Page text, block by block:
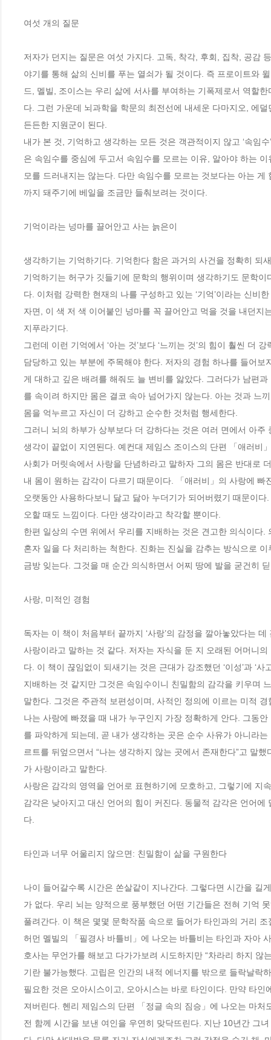
여섯 개의 질문
저자가 던지는 질문은 여섯 가지다. 고독, 착각, 후회, 집착, 공감
야기를 통해 삶의 신비를 푸는 열쇠가 될 것이다. 즉 프로이트와
드, 멜빌, 조이스는 우리 삶에 서사를 부여하는 기폭제로서 역할
다. 그런 가운데 뇌과학을 학문의 최전선에 내세운 다마지오, 에
든든한 지원군이 된다.
내가 본 것, 기억하고 생각하는 모든 것은 객관적이지 않고 ‘속임
은 속임수를 중심에 두고서 속임수를 모르는 이유, 알아야 하는
모를 드러내지는 않는다. 다만 속임수를 모르는 것보다는 아는
까지 돼주기에 베일을 조금만 들춰보려는 것이다.
기억이라는 넝마를 끌어안고 사는 늙은이
생각하기는 기억하기다. 기억한다 함은 과거의 사건을 정확히 되
기억하기는 허구가 깃들기에 문학의 행위이며 생각하기도 문학
다. 이처럼 강력한 현재의 나를 구성하고 있는 ‘기억’이라는 신
자면, 이 색 저 색 이어붙인 넝마를 꼭 끌어안고 먹을 것을 내던
지푸라기다.
그런데 이런 기억에서 ‘아는 것’보다 ‘느끼는 것’의 힘이 훨씬 더
담당하고 있는 부분에 주목해야 한다. 저자의 경험 하나를 들어
게 대하고 깊은 배려를 해줘도 늘 변비를 앓았다. 그러다가 남편
를 속이려 하지만 몸은 결코 속아 넘어가지 않는다. 아는 것과 느
몸을 억누르고 자신이 더 강하고 순수한 것처럼 행세한다.
그러니 뇌의 하부가 상부보다 더 강하다는 것은 여러 면에서 아
생각이 끝없이 지연된다. 예컨대 제임스 조이스의 단편 「애러비
사회가 머릿속에서 사랑을 단념하라고 말하자 그의 몸은 반대로
내 몸이 원하는 감각이 다르기 때문이다. 「애러비」의 사랑에
오랫동안 사용하다보니 닳고 닳아 누더기가 되어버렸기 때문이
오할 때도 느낌이다. 다만 생각이라고 착각할 뿐이다.
한편 일상의 수면 위에서 우리를 지배하는 것은 견고한 의식이다
혼자 일을 다 처리하는 척한다. 진화는 진실을 감추는 방식으로
금방 잊는다. 그것을 매 순간 의식하면서 어찌 땅에 발을 굳건히
사랑, 미적인 경험
독자는 이 책이 처음부터 끝까지 ‘사랑’의 감정을 깔아놓았다는
사랑이라고 말하는 것 같다. 저자는 자식을 둔 지 오래된 어머니
다. 이 책이 끊임없이 되새기는 것은 근대가 강조했던 ‘이성’과 ‘
지배하는 것 같지만 그것은 속임수이니 친밀함의 감각을 키우며
말한다. 그것은 주관적 보편성이며, 사적인 정의에 이르는 미적
나는 사랑에 빠졌을 때 내가 누구인지 가장 정확하게 안다. 그동
를 파악하게 되는데, 곧 내가 생각하는 곳은 순수 사유가 아니라
르트를 뒤엎으면서 “나는 생각하지 않는 곳에서 존재한다”고 말
가 사랑이라고 말한다.
사랑은 감각의 영역을 언어로 표현하기에 모호하고, 그렇기에 지
감각은 낮아지고 대신 언어의 힘이 커진다. 동물적 감각은 언어
다.
타인과 너무 어울리지 않으면: 친밀함이 삶을 구원한다
나이 들어갈수록 시간은 쏜살같이 지나간다. 그렇다면 시간을 길
가 없다. 우리 뇌는 양적으로 풍부했던 어떤 기간들은 전혀 기억
풀려간다. 이 책은 몇몇 문학작품 속으로 들어가 타인과의 거리
허먼 멜빌의 「필경사 바틀비」에 나오는 바틀비는 타인과 자아
호사는 무언가를 해보고 다가가보려 시도하지만 “차라리 하지
기란 불가능했다. 고립은 인간의 내적 에너지를 밖으로 들락날
필요한 것은 오아시스이고, 오아시스는 바로 타인이다. 만약 타
져버린다. 헨리 제임스의 단편 「정글 속의 짐승」에 나오는 마
전 함께 시간을 보낸 여인을 우연히 맞닥뜨린다. 지난 10년간 그